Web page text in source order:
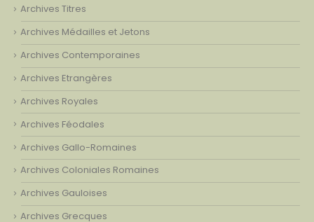
Archives Titres
Archives Médailles et Jetons
Archives Contemporaines
Archives Etrangères
Archives Royales
Archives Féodales
Archives Gallo-Romaines
Archives Coloniales Romaines
Archives Gauloises
Archives Grecques